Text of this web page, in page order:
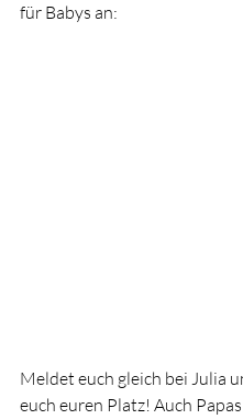
für Babys an:
Meldet euch gleich bei Julia
euch euren Platz! Auch